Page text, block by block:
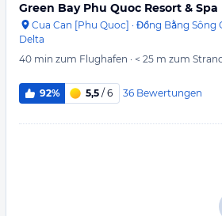
Green Bay Phu Quoc Resort & Spa
Cua Can [Phu Quoc] · Đồng Bằng Sông
Delta
40 min zum Flughafen · < 25 m zum Strand
92% 5,5 / 6 36 Bewertungen